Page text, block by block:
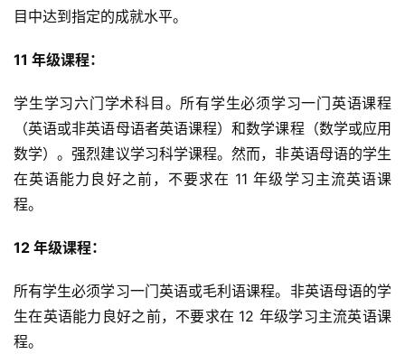
联
系
我
技
能
移
民
目中达到指定的成就水平。
11 年级课程：
学生学习六门学术科目。所有学生必须学习一门英语课程
（英语或非英语母语者英语课程）和数学课程（数学或应用
数学）。强烈建议学习科学课程。然而，非英语母语的学生
在英语能力良好之前，不要求在 11 年级学习主流英语课
程。
12 年级课程：
所有学生必须学习一门英语或毛利语课程。非英语母语的学
生在英语能力良好之前，不要求在 12 年级学习主流英语课
程。